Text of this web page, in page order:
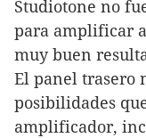
Studiotone no
para amplificar
muy buen
El panel trasero
posibilidades
amplificador,